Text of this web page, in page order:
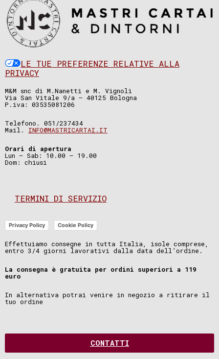
LE TUE PREFERENZE RELATIVE ALLA
PRIVACY
M&M snc di M.Nanetti e M. Vignoli
Via San Vitale 9/a – 40125 Bologna
P.iva: 03535081206
Telefono. 051/237434
Mail. INFO@MASTRICARTAI.IT
Orari di apertura
Lun – Sab: 10.00 – 19.00
Dom: chiusi
TERMINI DI SERVIZIO
Privacy Policy Cookie Policy
Effettuiamo consegne in tutta Italia, isole comprese,
entro 3/4 giorni lavorativi dalla data dell’ordine.
La consegna è gratuita per ordini superiori a 119
euro
In alternativa potrai venire in negozio a ritirare il
tuo ordine
CONTATTI